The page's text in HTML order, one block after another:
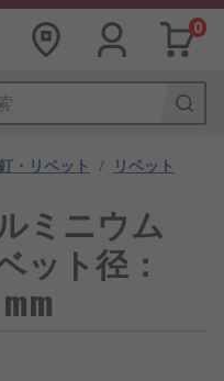
0
・リベット / リベット
ミニウム
ット径：